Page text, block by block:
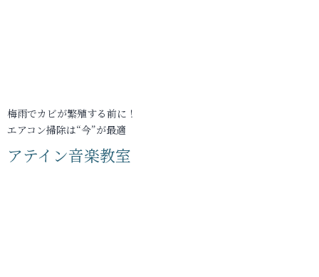
梅雨でカビが繁殖する前に！
エアコン掃除は“今”が最適
アテイン音楽教室